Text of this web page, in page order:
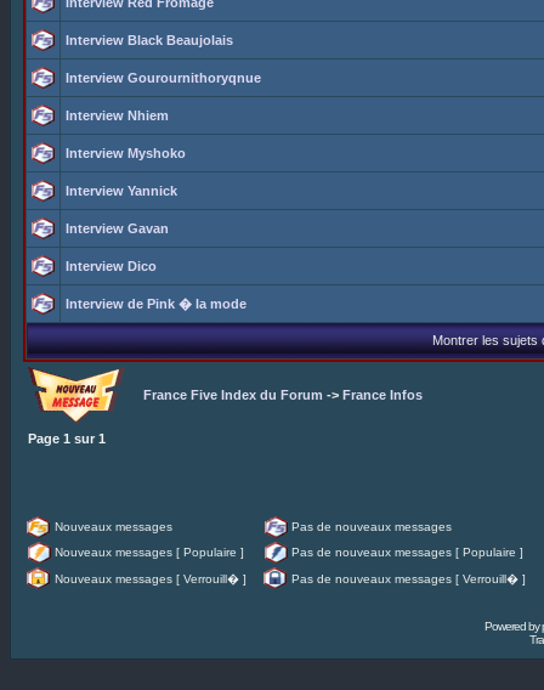
Interview Black Beaujolais
Interview Gourournithoryqnue
Interview Nhiem
Interview Myshoko
Interview Yannick
Interview Gavan
Interview Dico
Interview de Pink � la mode
Montrer les sujets
France Five Index du Forum -> France Infos
Page 1 sur 1
Nouveaux messages
Pas de nouveaux messages
Nouveaux messages [ Populaire ]
Pas de nouveaux messages [ Populaire ]
Nouveaux messages [ Verrouill� ]
Pas de nouveaux messages [ Verrouill� ]
Powered by